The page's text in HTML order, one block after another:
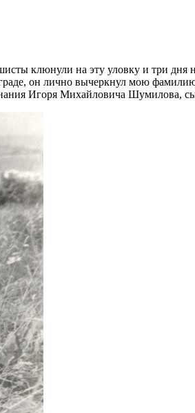
клюнули на эту уловку и три дня
он лично вычеркнул мою
Игоря Михайловича Шумилова,